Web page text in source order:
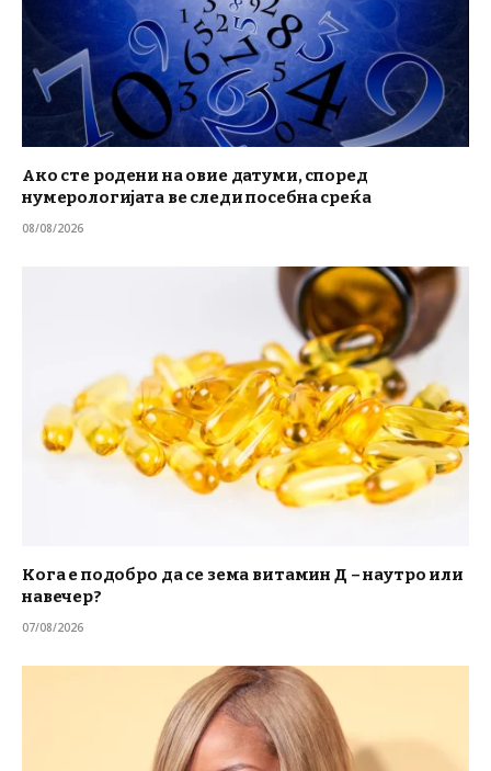
Ако сте родени на овие датуми, според
нумерологијата ве следи посебна среќа
08/08/2026
Кога е подобро да се зема витамин Д – наутро или
навечер?
07/08/2026